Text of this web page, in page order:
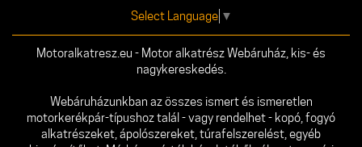
Select Language ▼
Motoralkatresz.eu - Motor alkatrész Webáruház, kis- és
nagykereskedés.
Webáruházunkban az összes ismert és ismeretlen
motorkerékpár-típushoz talál - vagy rendelhet - kopó, fogyó
alkatrészeket, ápolószereket, túrafelszerelést, egyéb